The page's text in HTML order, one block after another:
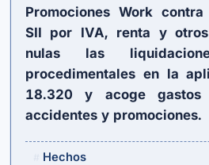
Promociones Work
SII por IVA, renta y
nulas las
procedimentales en la
18.320 y acoge
accidentes y promociones.
Hechos